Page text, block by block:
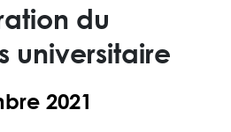
du
universitaire
2021